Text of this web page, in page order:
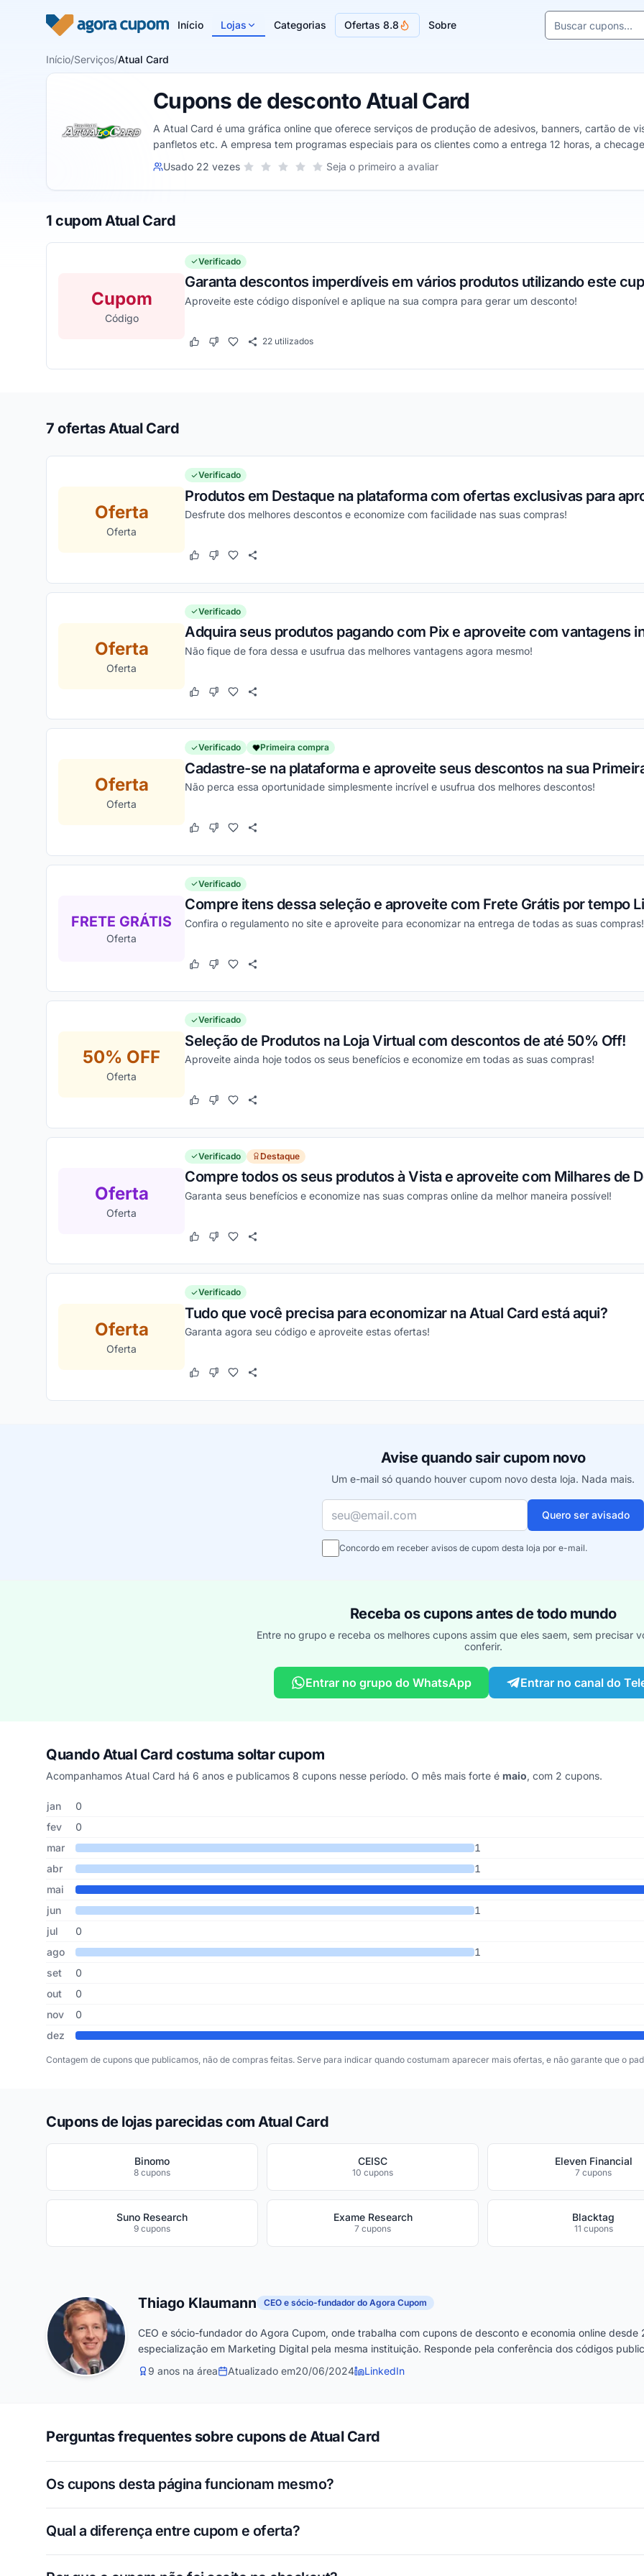
Início Lojas Categorias Ofertas 8.8 Sobre
Buscar cupons e
Início/Serviços/Atual Card
Cupons de desconto Atual Card
A Atual Card é uma gráfica online que oferece serviços de produção de adesivos, banners, cartão de
panfletos etc. A empresa tem programas especiais para os clientes como a entrega 12 horas, a
Usado 22 vezesSua nota para Atual Card, de 1 a 5 estrelas
5 estrelas
4 estrelas
3 estrelas
2 estrelas
1 estrela Seja o primeiro a avaliar
1 cupom Atual Card
Cupom
Código
Verificado
Garanta descontos imperdíveis em vários produtos utilizando este
Aproveite este código disponível e aplique na sua compra para gerar um desconto!
Este cupom funcionou
Este cupom não funcionou
22 utilizados
7 ofertas Atual Card
Oferta
Oferta
Verificado
Produtos em Destaque na plataforma com ofertas exclusivas para
Desfrute dos melhores descontos e economize com facilidade nas suas compras!
Este cupom funcionou
Este cupom não funcionou
Oferta
Oferta
Verificado
Adquira seus produtos pagando com Pix e aproveite com vantagens
Não fique de fora dessa e usufrua das melhores vantagens agora mesmo!
Este cupom funcionou
Este cupom não funcionou
Oferta
Oferta
Verificado Primeira compra
Cadastre-se na plataforma e aproveite seus descontos na sua
Não perca essa oportunidade simplesmente incrível e usufrua dos melhores descontos!
Este cupom funcionou
Este cupom não funcionou
FRETE GRÁTIS
Oferta
Verificado
Compre itens dessa seleção e aproveite com Frete Grátis por tempo
Confira o regulamento no site e aproveite para economizar na entrega de todas as suas compras!
Este cupom funcionou
Este cupom não funcionou
50% OFF
Oferta
Verificado
Seleção de Produtos na Loja Virtual com descontos de até 50% Off!
Aproveite ainda hoje todos os seus benefícios e economize em todas as suas compras!
Este cupom funcionou
Este cupom não funcionou
Oferta
Oferta
Verificado Destaque
Compre todos os seus produtos à Vista e aproveite com Milhares de
Garanta seus benefícios e economize nas suas compras online da melhor maneira possível!
Este cupom funcionou
Este cupom não funcionou
Oferta
Oferta
Verificado
Tudo que você precisa para economizar na Atual Card está aqui?
Garanta agora seu código e aproveite estas ofertas!
Este cupom funcionou
Este cupom não funcionou
Avise quando sair cupom novo
Um e-mail só quando houver cupom novo desta loja. Nada mais.
Seu e-mail
Quero ser avisado
Concordo em receber avisos de cupom desta loja por e-mail.
Receba os cupons antes de todo mundo
Entre no grupo e receba os melhores cupons assim que eles saem, sem precisar
conferir.
Entrar no grupo do WhatsApp Entrar no canal do
Quando Atual Card costuma soltar cupom
Acompanhamos Atual Card há 6 anos e publicamos 8 cupons nesse período. O mês mais forte é maio, com 2 cupons.
Cupons de Atual Card publicados por mês, somando os últimos 6 anos
Mês Cupons publicados
jan
0
fev
0
mar
1
abr
1
mai
jun
1
jul
0
ago
1
set
0
out
0
nov
0
dez
Contagem de cupons que publicamos, não de compras feitas. Serve para indicar quando costumam aparecer mais ofertas, e não garante que o
Cupons de lojas parecidas com Atual Card
Binomo
8 cupons
CEISC
10 cupons
Eleven Financial
7 cupons
Suno Research
9 cupons
Exame Research
7 cupons
Blacktag
11 cupons
Thiago Klaumann CEO e sócio-fundador do Agora Cupom
CEO e sócio-fundador do Agora Cupom, onde trabalha com cupons de desconto e economia online desde
especialização em Marketing Digital pela mesma instituição. Responde pela conferência dos códigos
9 anos na área
Atualizado em20/06/2024 LinkedIn
Perguntas frequentes sobre cupons de Atual Card
Os cupons desta página funcionam mesmo?
Qual a diferença entre cupom e oferta?